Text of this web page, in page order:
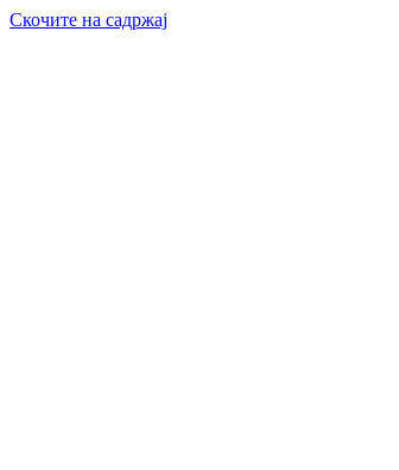
Скочите на садржај